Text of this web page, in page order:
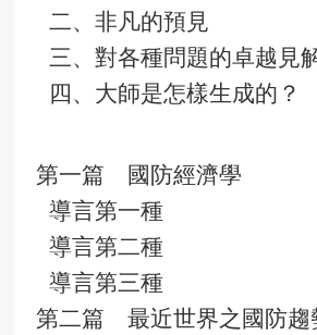
二、非凡的預見
三、對各種問題的卓越見
四、大師是怎樣生成的？
第一篇 國防經濟學
導言第一種
導言第二種
導言第三種
第二篇 最近世界之國防趨